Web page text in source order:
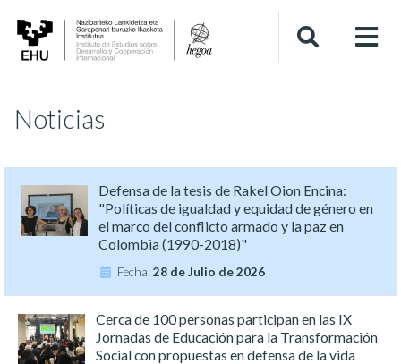
Noticias
Defensa de la tesis de Rakel Oion Encina:
"Políticas de igualdad y equidad de género en
el marco del conflicto armado y la paz en
Colombia (1990-2018)"
Fecha:28 de Julio de 2026
Cerca de 100 personas participan en las IX
Jornadas de Educación para la Transformación
Social con propuestas en defensa de la vida